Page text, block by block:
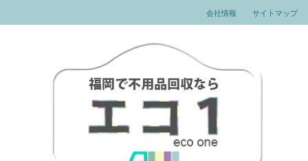
会社情報 サイトマップ